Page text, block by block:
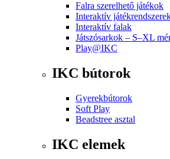
Falra szerelhető játékok
Interaktív
Interaktív falak
Játszósarkok – S–XL
Play@IKC
IKC bútorok
Gyerekbútorok
Soft Play
Beadstree asztal
IKC elemek